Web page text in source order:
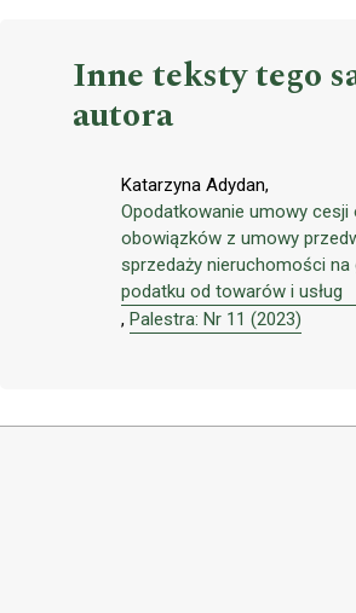
Inne teksty tego
autora
Katarzyna Adydan,
Opodatkowanie umowy cesji
obowiązków z umowy
sprzedaży nieruchomości na
podatku od towarów i usług
, Palestra: Nr 11 (2023)